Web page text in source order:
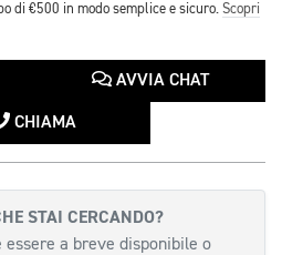
di €500 in modo semplice e sicuro. Scopri
AVVIA CHAT
CHIAMA
STAI CERCANDO?
essere a breve disponibile o